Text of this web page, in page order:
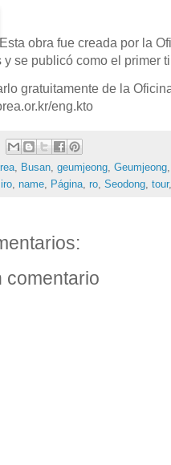
Esta obra fue creada por la
y se publicó como el primer
gratuitamente de la
eng.kto
, Busan, geumjeong, Geumjeong
, name, Página, ro, Seodong, tour
comentario